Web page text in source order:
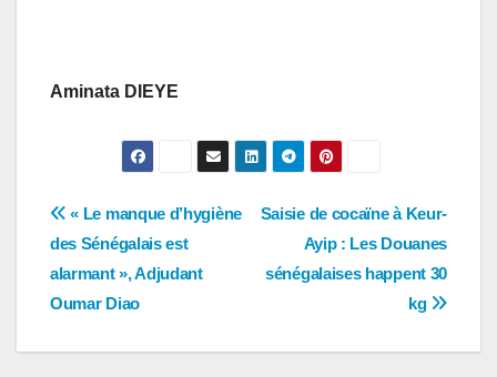
Aminata DIEYE
Navigation
de
l’article
Saisie de cocaïne à Keur-
Ayip : Les Douanes
sénégalaises happent 30
kg
« Le manque d’hygiène
des Sénégalais est
alarmant », Adjudant
Oumar Diao